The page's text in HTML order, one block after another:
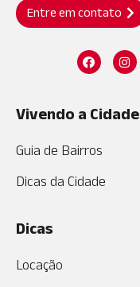
Entre em contato
Vivendo a Cidade
Guia de Bairros
Dicas da Cidade
Dicas
Locação